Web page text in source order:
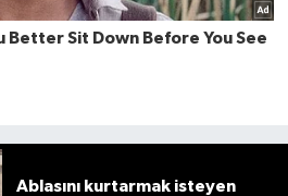
Ablasını kurtarmak isteyen